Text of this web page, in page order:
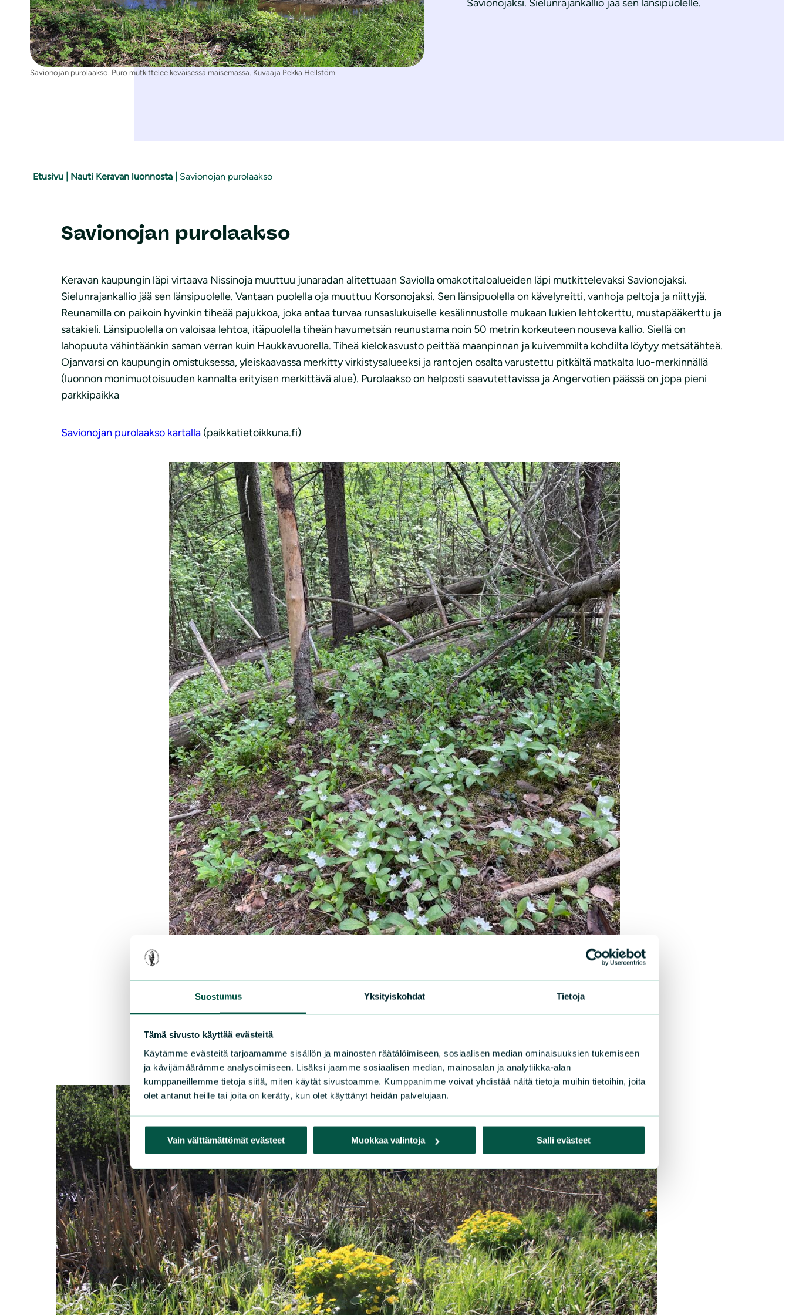
Suostumus Yksityiskohdat Tietoja
Tämä sivusto käyttää evästeitä
Käytämme evästeitä tarjoamamme sisällön ja mainosten räätälöimiseen, sosiaalisen median ominaisuuksien tukemiseen
ja kävijämäärämme analysoimiseen. Lisäksi jaamme sosiaalisen median, mainosalan ja analytiikka-alan
kumppaneillemme tietoja siitä, miten käytät sivustoamme. Kumppanimme voivat yhdistää näitä tietoja muihin tietoihin, joita
olet antanut heille tai joita on kerätty, kun olet käyttänyt heidän palvelujaan.
Vain välttämättömät evästeet Muokkaa valintoja Salli evästeet
Savionojan purolaakso. Puro mutkittelee keväisessä maisemassa. Kuvaaja Pekka Hellstöm
Savionojaksi. Sielunrajankallio jää sen länsipuolelle.
Etusivu Nauti Keravan luonnosta Savionojan purolaakso
Savionojan purolaakso
Keravan kaupungin läpi virtaava Nissinoja muuttuu junaradan alitettuaan Saviolla omakotitaloalueiden läpi mutkittelevaksi Savionojaksi.
Sielunrajankallio jää sen länsipuolelle. Vantaan puolella oja muuttuu Korsonojaksi. Sen länsipuolella on kävelyreitti, vanhoja peltoja ja niittyjä.
Reunamilla on paikoin hyvinkin tiheää pajukkoa, joka antaa turvaa runsaslukuiselle kesälinnustolle mukaan lukien lehtokerttu, mustapääkerttu ja
satakieli. Länsipuolella on valoisaa lehtoa, itäpuolella tiheän havumetsän reunustama noin 50 metrin korkeuteen nouseva kallio. Siellä on
lahopuuta vähintäänkin saman verran kuin Haukkavuorella. Tiheä kielokasvusto peittää maanpinnan ja kuivemmilta kohdilta löytyy metsätähteä.
Ojanvarsi on kaupungin omistuksessa, yleiskaavassa merkitty virkistysalueeksi ja rantojen osalta varustettu pitkältä matkalta luo-merkinnällä
(luonnon monimuotoisuuden kannalta erityisen merkittävä alue). Purolaakso on helposti saavutettavissa ja Angervotien päässä on jopa pieni
parkkipaikka
Savionojan purolaakso kartalla (paikkatietoikkuna.fi)
Savionojan purolaaksossa metsätähtiä. Kuvaaja Pekka Hellstöm.